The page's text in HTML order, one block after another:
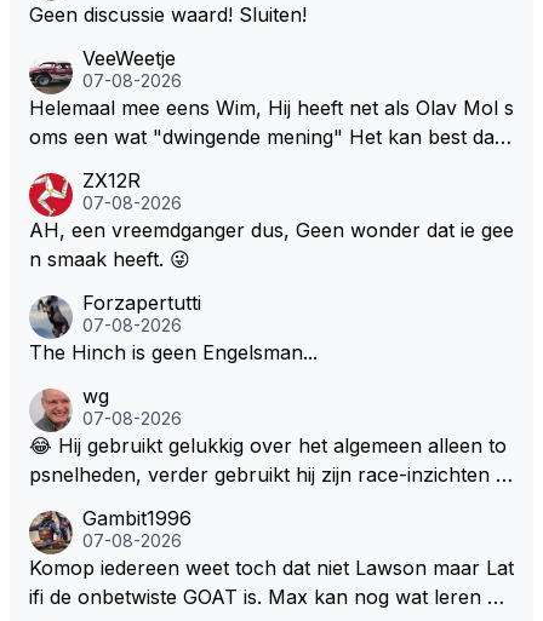
Geen discussie waard! Sluiten!
VeeWeetje
07-08-2026
Helemaal mee eens Wim, Hij heeft net als Olav Mol s
oms een wat "dwingende mening" Het kan best dat
l bij Windsor op te roepen. Maar in een tijd zonder r
aces zijn dit leuke berichtjes
ZX12R
07-08-2026
AH, een vreemdganger dus, Geen wonder dat ie gee
n smaak heeft. 😜
Forzapertutti
07-08-2026
The Hinch is geen Engelsman...
wg
07-08-2026
😂 Hij gebruikt gelukkig over het algemeen alleen to
psnelheden, verder gebruikt hij zijn race-inzichten q
een bocht zegt helemaal niets, dus wat dat betreft h
eeft hij sowieso gelijk 😂.
Gambit1996
07-08-2026
Komop iedereen weet toch dat niet Lawson maar Lat
ifi de onbetwiste GOAT is. Max kan nog wat leren va